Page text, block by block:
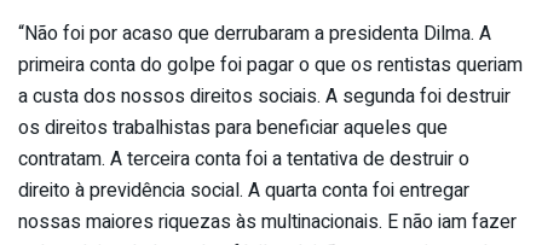
“Não foi por acaso que derrubaram a presidenta Dilma. A
primeira conta do golpe foi pagar o que os rentistas queriam
a custa dos nossos direitos sociais. A segunda foi destruir
os direitos trabalhistas para beneficiar aqueles que
contratam. A terceira conta foi a tentativa de destruir o
direito à previdência social. A quarta conta foi entregar
nossas maiores riquezas às multinacionais. E não iam fazer